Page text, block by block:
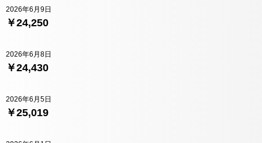
￥24,250
2026年6月9日
￥24,430
2026年6月8日
￥25,019
2026年6月5日